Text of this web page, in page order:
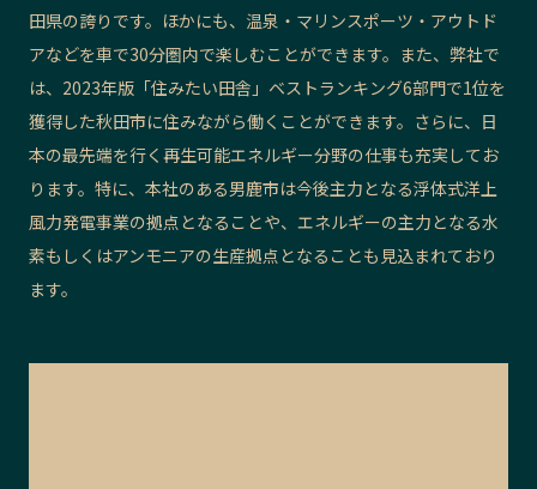
田県の誇りです。ほかにも、温泉・マリンスポーツ・アウトド
アなどを車で30分圏内で楽しむことができます。また、弊社で
は、2023年版「住みたい田舎」ベストランキング6部門で1位を
獲得した秋田市に住みながら働くことができます。さらに、日
本の最先端を行く再生可能エネルギー分野の仕事も充実してお
ります。特に、本社のある男鹿市は今後主力となる浮体式洋上
風力発電事業の拠点となることや、エネルギーの主力となる水
素もしくはアンモニアの生産拠点となることも見込まれており
ます。